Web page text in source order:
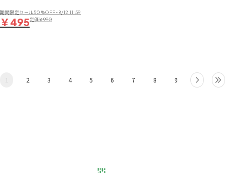
期間限定セール50％OFF~8/12 11:59
￥495定価￥990
2 3 4 5 6 7 8 9